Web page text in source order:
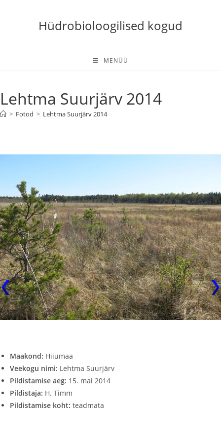
Hüdrobioloogilised kogud
MENÜÜ
Lehtma Suurjärv 2014
> Fotod > Lehtma Suurjärv 2014
Maakond: Hiiumaa
Veekogu nimi: Lehtma Suurjärv
Pildistamise aeg: 15. mai 2014
Pildistaja: H. Timm
Pildistamise koht: teadmata